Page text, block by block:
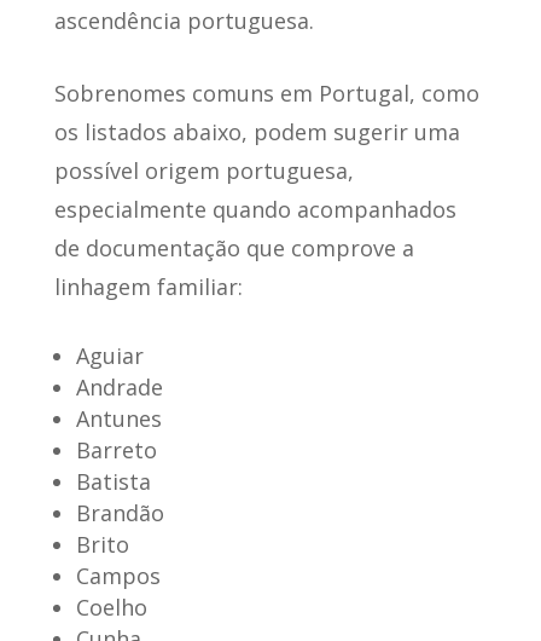
ascendência portuguesa.
Sobrenomes comuns em Portugal, como
os listados abaixo, podem sugerir uma
possível origem portuguesa,
especialmente quando acompanhados
de documentação que comprove a
linhagem familiar:
Aguiar
Andrade
Antunes
Barreto
Batista
Brandão
Brito
Campos
Coelho